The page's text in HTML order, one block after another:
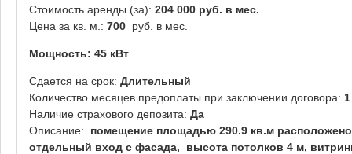
Стоимость аренды (за): 204 000 руб. в мес.
Цена за кв. м.: 700 руб. в мес.
Мощность: 45 кВт
Сдается на срок: Длительный
Количество месяцев предоплаты при заключении договора:
Наличие страхового депозита: Да
Описание: помещение площадью 290.9 кв.м
отдельный вход с фасада, высота потолков 4 м,